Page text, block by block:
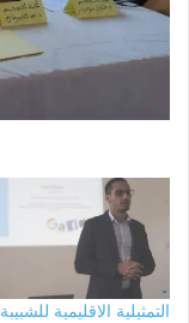
التمثيلية الاقليمية للشبيبة